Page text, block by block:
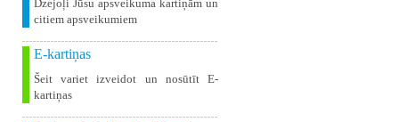
Dzejoļi Jūsu apsveikuma kartiņām un
citiem apsveikumiem
E-kartiņas
Šeit variet izveidot un nosūtīt E-
kartiņas